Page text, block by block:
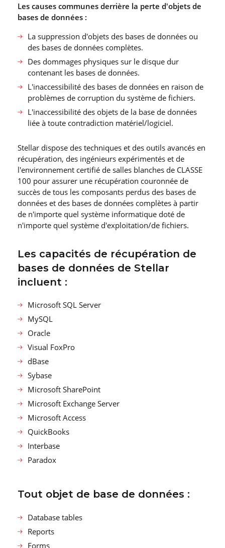
Les causes communes derrière la perte d′objets de
bases de données :
La suppression d′objets des bases de données ou
des bases de données complètes.
Des dommages physiques sur le disque dur
contenant les bases de données.
L′inaccessibilité des bases de données en raison de
problèmes de corruption du système de fichiers.
L′inaccessibilité des objets de la base de données
liée à toute contradiction matériel/logiciel.
Stellar dispose des techniques et des outils avancés en
récupération, des ingénieurs expérimentés et de
l′environnement certifié de salles blanches de CLASSE
100 pour assurer une récupération couronnée de
succès de tous les composants perdus des bases de
données et des bases de données complètes à partir
de n′importe quel système informatique doté de
n′importe quel système d′exploitation/de fichiers.
Les capacités de récupération de
bases de données de Stellar
incluent :
Microsoft SQL Server
MySQL
Oracle
Visual FoxPro
dBase
Sybase
Microsoft SharePoint
Microsoft Exchange Server
Microsoft Access
QuickBooks
Interbase
Paradox
Tout objet de base de données :
Database tables
Reports
Forms